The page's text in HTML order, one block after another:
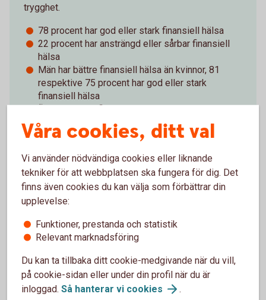
trygghet.
78 procent har god eller stark finansiell hälsa
22 procent har ansträngd eller sårbar finansiell
hälsa
Män har bättre finansiell hälsa än kvinnor, 81
respektive 75 procent har god eller stark
finansiell hälsa
Äldre har bäst finansiell hälsa, 88 procent av de
67 år och äldre har god eller stark finansiell hälsa
Bland 18-29-åringarna har 67 procent god eller
Index för finansiell hälsa - läs hela rapporten
(pdf)
Pressmeddelande - Tendenser till återhämtning
förhushållen
Våra cookies, ditt val
Vi använder nödvändiga cookies eller liknande
tekniker för att webbplatsen ska fungera för dig. Det
finns även cookies du kan välja som förbättrar din
upplevelse:
Funktioner, prestanda och statistik
Relevant marknadsföring
Du kan ta tillbaka ditt cookie-medgivande när du vill,
på cookie-sidan eller under din profil när du är
inloggad. Så hanterar vi cookies .